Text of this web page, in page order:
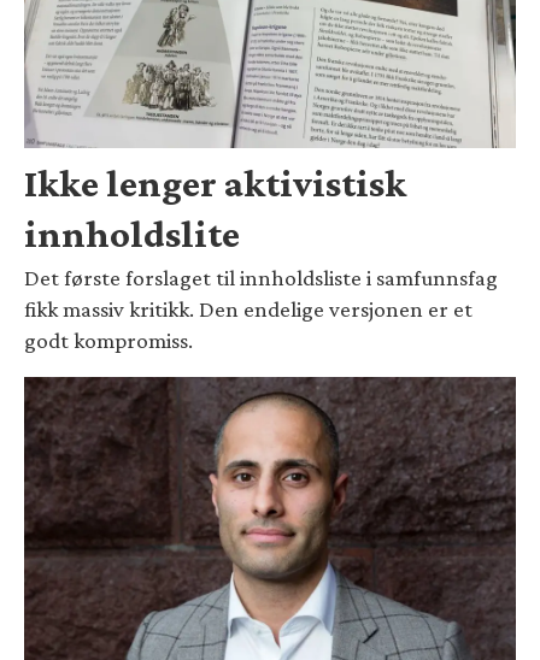
Ikke lenger aktivistisk
innholdslite
Det første forslaget til innholdsliste i samfunnsfag
fikk massiv kritikk. Den endelige versjonen er et
godt kompromiss.